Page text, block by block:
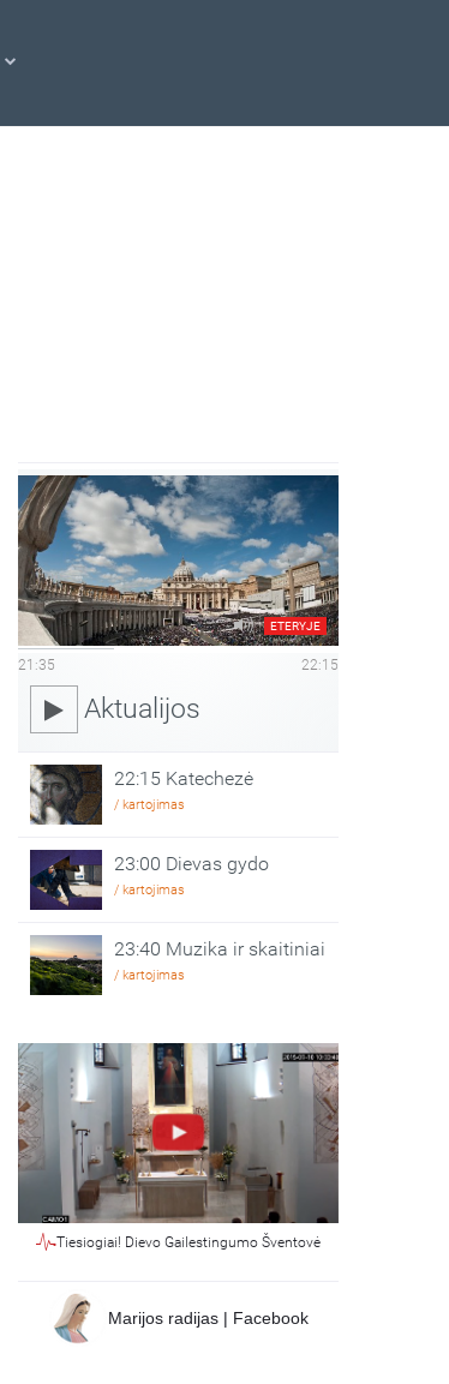
ETERYJE
21:35 22:15
Aktualijos
22:15 Katechezė
/ kartojimas
23:00 Dievas gydo
/ kartojimas
23:40 Muzika ir skaitiniai
/ kartojimas
Tiesiogiai! Dievo Gailestingumo Šventovė
Marijos radijas | Facebook